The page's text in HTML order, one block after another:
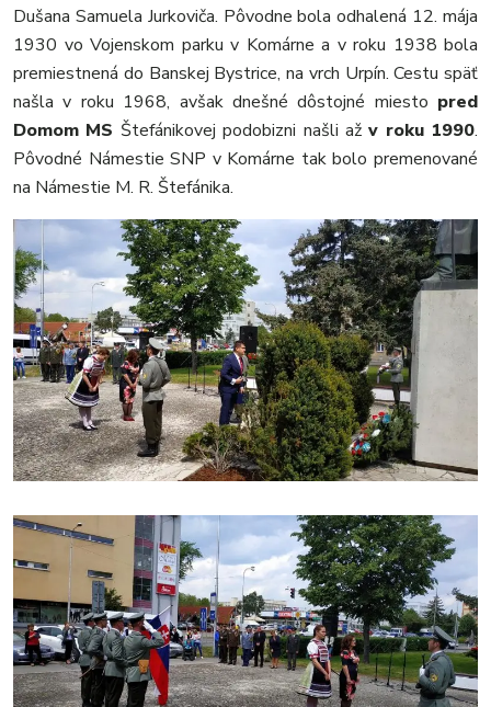
Dušana Samuela Jurkoviča. Pôvodne bola odhalená 12. mája
1930 vo Vojenskom parku v Komárne a v roku 1938 bola
premiestnená do Banskej Bystrice, na vrch Urpín. Cestu späť
našla v roku 1968, avšak dnešné dôstojné miesto pred
Domom MS Štefánikovej podobizni našli ažv roku 1990.
Pôvodné Námestie SNP v Komárne tak bolo premenované
na Námestie M. R. Štefánika.